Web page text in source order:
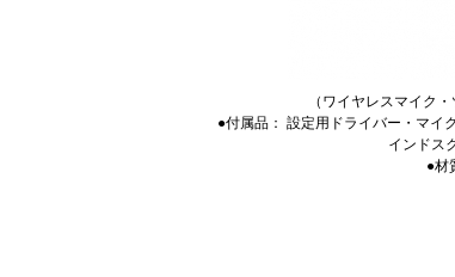
（ワイヤレスマイク
●付属品： 設定用ドライバー・マイ
インドス
●材